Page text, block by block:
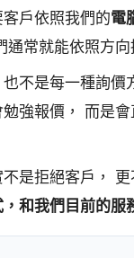
戶依照我們的電
通常就能依照方
不是每一種詢
強報價， 而是會
是拒絕客戶，
和我們目前的服